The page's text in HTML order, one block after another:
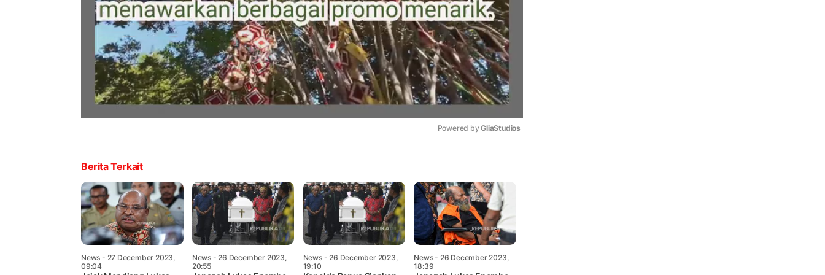
Powered by GliaStudios
Berita Terkait
News - 27 December 2023,
09:04
News- 26 December 2023,
20:55
News- 26 December 2023,
19:10
News- 26 December 2023,
18:39